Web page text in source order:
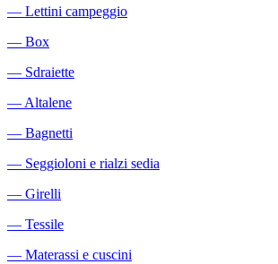
― Lettini campeggio
― Box
― Sdraiette
―Altalene
― Bagnetti
― Seggioloni e rialzi sedia
― Girelli
― Tessile
― Materassi e cuscini